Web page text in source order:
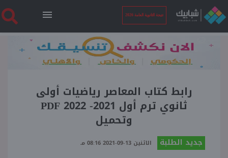
نتيجة الثانوية العامة 2026
الرئيسية
نتيجة الثانوية العامة 2026
أخبار ساخنة
رابط كتاب المعاصر رياضيات أولى
ثانوي ترم أول 2021- 2022 PDF
وتحميل
جديد الطلبة الاثنين 13-09-2021 08:16 مـ